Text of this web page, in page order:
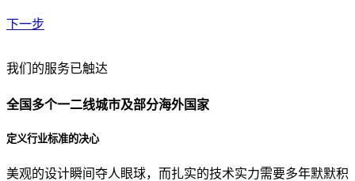
下一步
贵公司预算范围是？
贵公司的团队规模是？
我们的服务已触达
全国多个一二线城市及部分海外国家
定义行业标准的决心
美观的设计瞬间夺人眼球，而扎实的技术实力需要多年默默积